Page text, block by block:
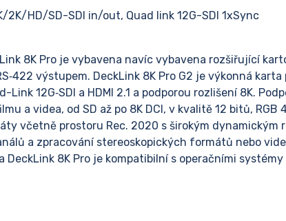
2K/HD/SD-SDI in/out, Quad link 12G-SDI 1xSync
8K Pro je vybavena navíc vybavena rozšiřující
výstupem. DeckLink 8K Pro G2 je výkonná
Link 12G‑SDI a HDMI 2.1 a podporou rozlišení 8K.
a videa, od SD až po 8K DCI, v kvalitě 12 bitů, RGB
včetně prostoru Rec. 2020 s širokým dynamickým
a zpracování stereoskopických formátů nebo
DeckLink 8K Pro je kompatibilní s operačními systémy